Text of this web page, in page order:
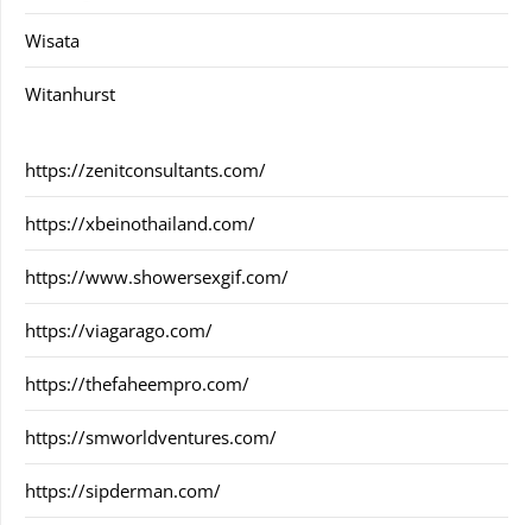
Wisata
Witanhurst
https://zenitconsultants.com/
https://xbeinothailand.com/
https://www.showersexgif.com/
https://viagarago.com/
https://thefaheempro.com/
https://smworldventures.com/
https://sipderman.com/